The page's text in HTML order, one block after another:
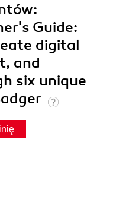
Guide:
digital
and
six unique